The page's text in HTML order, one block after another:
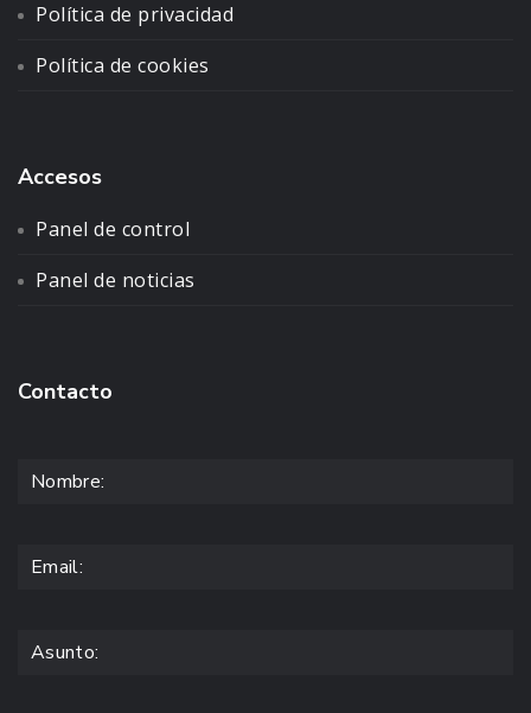
Política de privacidad
Política de cookies
Accesos
Panel de control
Panel de noticias
Contacto